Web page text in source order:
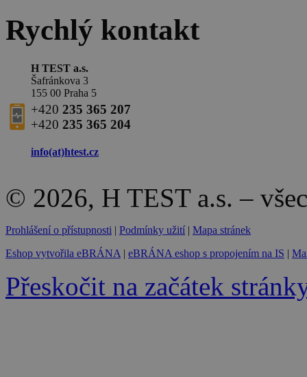
Rychlý kontakt
H TEST a.s.
Šafránkova 3
155 00 Praha 5
+420 235 365 207
+420 235 365 204
info(at)htest.cz
© 2026, H TEST a.s. –
Prohlášení o přístupnosti | Podmínky užití | Mapa stránek
Eshop vytvořila eBRÁNA | eBRÁNA eshop s propojením na IS |
Přeskočit na začátek